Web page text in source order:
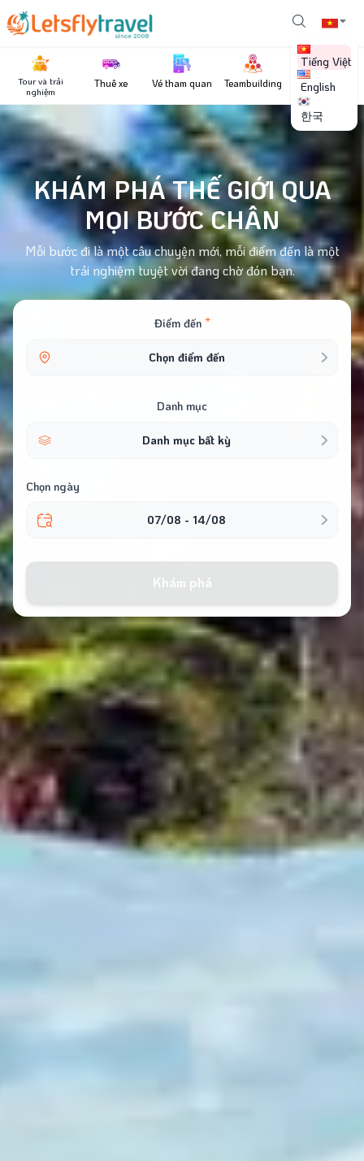
Tiếng Việt
English
한국
Tour và trải
nghiệm
Khoảng giá
0 ‐7 trieu +
Dịch vụ
Tour Teambuilding Vé tham quan Du thuyền
Tour và trải nghiệm
Tour trăng mật Nha Trang
Du lịch ghép lẻ dài ngày
Du Thuyền
Ninh Thuận Đà Lạt
Thuê xe Vé tham quan Teambuilding Tất cả các mục
Lựa chọn danh mục
Dịch vụ
Combo Du thuyền
Vé tham quan
Teambuilding
Trải nghiệm du lịch
Tour 1 Ngày Du lịch ghép lẻ dài ngày
Du lịch biển, đảo Tour Camping
Xóa lựa chọn Xác nhận
Điểm đến theo xu hướng
Trong nước
Ninh Thuận Đà Lạt
Phú Yên
Quy Nhơn
Mũi né Phú Quốc
Ngoài nước
Thái Lan Trung Quốc Hàn Quốc
Singapore
Mỹ
Malaysia Nhật Bản Úc
Indonesia
New Zealand
Châu Âu
KHÁM PHÁ THẾ GIỚI QUA
MỌI BƯỚC CHÂN
Mỗi bước đi là một câu chuyện mới, mỗi điểm đến là một
trải nghiệm tuyệt vời đang chờ đón bạn.
Điểm đến *
Chọn điểm đến
Danh mục
Danh mục bất kỳ
Chọn ngày
07/08 - 14/08
Khám phá